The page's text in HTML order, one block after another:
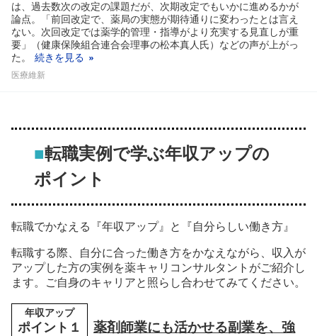
は、過去数次の改定の課題だが、次期改定でもいかに進めるかが
論点。「前回改定で、薬局の実態が期待通りに変わったとは言え
ない。次回改定では薬学的管理・指導がより充実する見直しが重
要」（健康保険組合連合会理事の松本真人氏）などの声が上がっ
た。
続きを見る
医療維新
■転職実例で学ぶ年収アップの
ポイント
転職でかなえる『年収アップ』と『自分らしい働き方』
転職する際、自分に合った働き方をかなえながら、収入が
アップした方の実例を薬キャリコンサルタントがご紹介し
ます。ご自身のキャリアと照らし合わせてみてください。
年収アップ
ポイント１
薬剤師業にも活かせる副業を、強